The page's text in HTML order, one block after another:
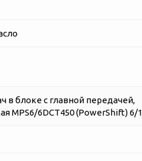
в блоке с главной передачей,
MPS6/6DCT450 (PowerShift) 6/1